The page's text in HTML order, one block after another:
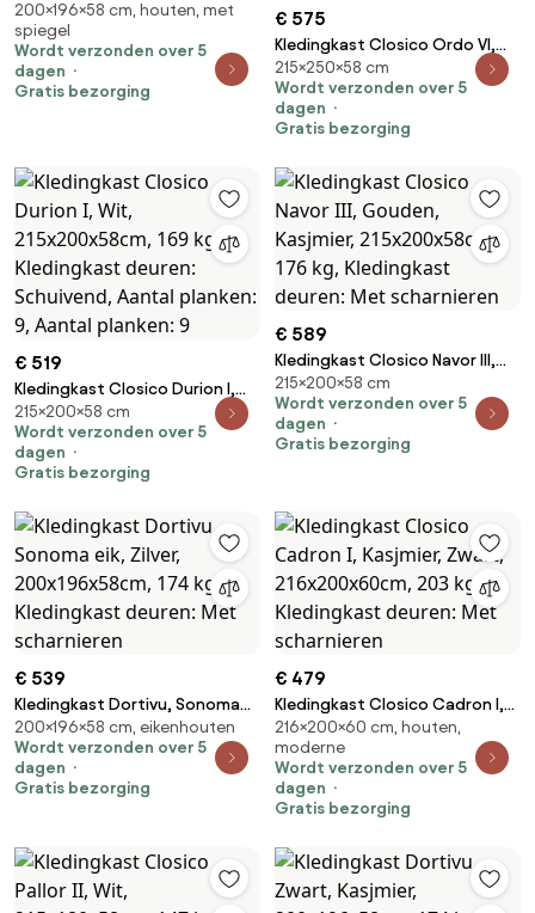
200x196x58cm, 174 kg,
Kledingkast deuren: Met
scharnieren
200×196×58 cm, houten, met
spiegel
Wordt verzonden over 5
dagen
Gratis bezorging
€ 575
Kledingkast Closico Ordo VI,
Wit, 215x250x58cm, 203 kg,
Kledingkast deuren: Schuivend,
Aantal planken: 9, Aantal
215×250×58 cm
Wordt verzonden over 5
dagen
Gratis bezorging
€ 519
Kledingkast Closico Durion I,
Wit, 215x200x58cm, 169 kg,
Kledingkast deuren: Schuivend,
Aantal planken: 9, Aantal
215×200×58 cm
Wordt verzonden over 5
dagen
Gratis bezorging
€ 589
Kledingkast Closico Navor III,
Gouden, Kasjmier,
215x200x58cm, 176 kg,
Kledingkast deuren: Met
215×200×58 cm
Wordt verzonden over 5
dagen
Gratis bezorging
€ 539
Kledingkast Dortivu, Sonoma
eik, Zilver, 200x196x58cm, 174
kg, Kledingkast deuren: Met
scharnieren
200×196×58 cm, eikenhouten
Wordt verzonden over 5
dagen
Gratis bezorging
€ 479
Kledingkast Closico Cadron I,
Kasjmier, Zwart,
216x200x60cm, 203 kg,
Kledingkast deuren: Met
scharnieren
216×200×60 cm, houten,
moderne
Wordt verzonden over 5
dagen
Gratis bezorging